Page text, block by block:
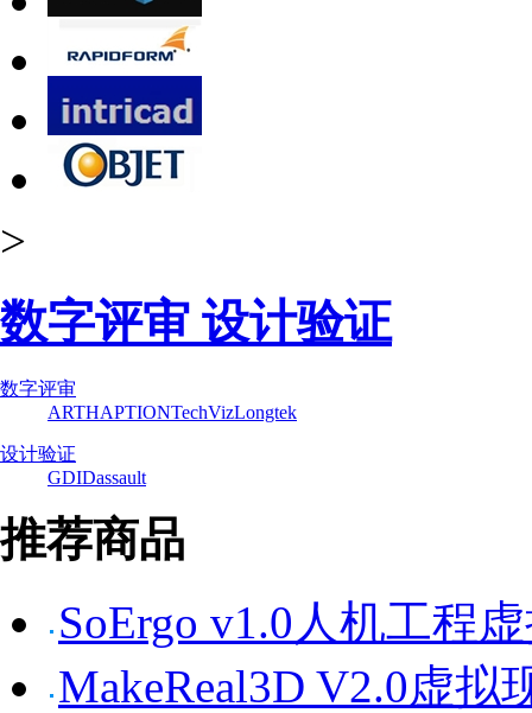
>
数字评审 设计验证
数字评审
ARTHAPTIONTechVizLongtek
设计验证
GDIDassault
推荐商品
SoErgo v1.0人机工程
MakeReal3D V2.0虚